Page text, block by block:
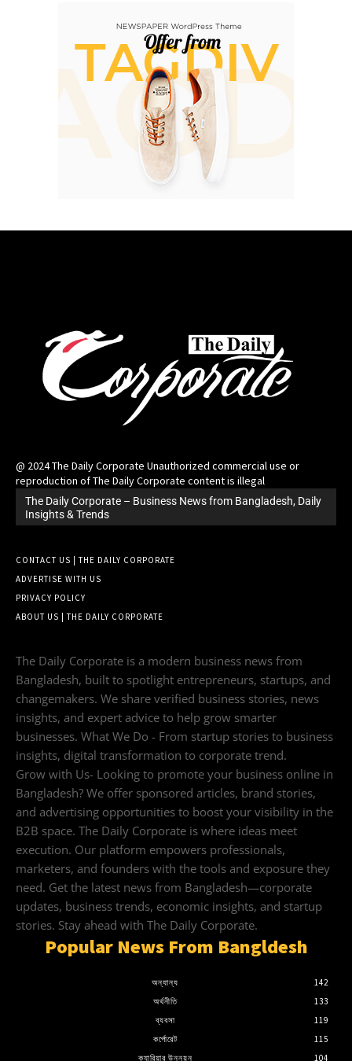
@ 2024 The Daily Corporate Unauthorized commercial use or
reproduction of The Daily Corporate content is illegal
The Daily Corporate – Business News from Bangladesh, Daily
Insights & Trends
CONTACT US | THE DAILY CORPORATE
ADVERTISE WITH US
PRIVACY POLICY
ABOUT US | THE DAILY CORPORATE
The Daily Corporate is a modern business news from
Bangladesh, built to spotlight entrepreneurs, startups, and
changemakers. We share verified business stories, news
insights, and expert advice to help grow smarter
businesses. What We Do - From startup stories to business
insights, digital transformation to corporate trend.
Grow with Us- Looking to promote your business online in
Bangladesh? We offer sponsored articles, brand stories,
and advertising opportunities to boost your visibility in the
B2B space. The Daily Corporate is where ideas meet
execution. Our platform empowers professionals,
marketers, and founders with the tools and exposure they
need. Get the latest news from Bangladesh—corporate
updates, business trends, economic insights, and startup
stories. Stay ahead with The Daily Corporate.
Popular News From Bangldesh
অন্যান্য
142
অর্থনীতি
133
ব্যবসা
119
কর্পোরেট
115
ক্যারিয়ার উন্নয়ন
104